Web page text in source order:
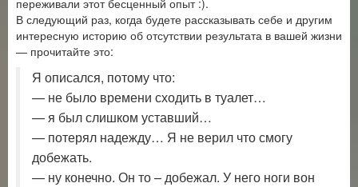
переживали этот бесценный опыт :).
В следующий раз, когда будете рассказывать себе и другим
интересную историю об отсутствии результата в вашей жизни
— прочитайте это:
Я описался, потому что:
— не было времени сходить в туалет…
— я был слишком уставший…
— потерял надежду… Я не верил что смогу
добежать.
— ну конечно. Он то – добежал. У него ноги вон